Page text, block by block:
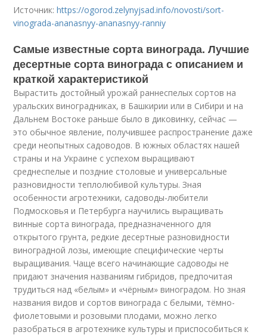
Источник:https://ogorod.zelynyjsad.info/novosti/sort-
vinograda-ananasnyy-ananasnyy-ranniy
Самые известные сорта винограда. Лучшие
десертные сорта винограда с описанием и
краткой характеристикой
Вырастить достойный урожай раннеспелых сортов на
уральских виноградниках, в Башкирии или в Сибири и на
Дальнем Востоке раньше было в диковинку, сейчас —
это обычное явление, получившее распространение даже
среди неопытных садоводов. В южных областях нашей
страны и на Украине с успехом выращивают
среднеспелые и поздние столовые и универсальные
разновидности теплолюбивой культуры. Зная
особенности агротехники, садоводы-любители
Подмосковья и Петербурга научились выращивать
винные сорта винограда, предназначенного для
открытого грунта, редкие десертные разновидности
виноградной лозы, имеющие специфические черты
выращивания. Чаще всего начинающие садоводы не
придают значения названиям гибридов, предпочитая
трудиться над «белым» и «чёрным» виноградом. Но зная
названия видов и сортов винограда с белыми, тёмно-
фиолетовыми и розовыми плодами, можно легко
разобраться в агротехнике культуры и приспособиться к